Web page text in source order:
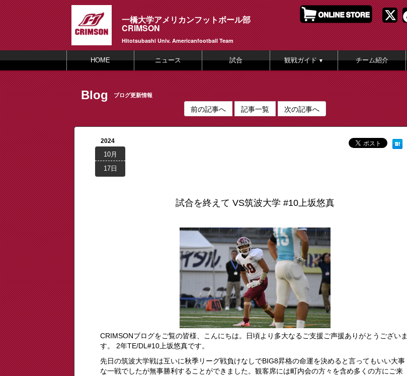
一橋大学アメリカンフットボール部
CRIMSON
Hitotsubashi Univ. Americanfootball Team
HOME ニュース 試合 観戦ガイド▼ チーム紹介
Blog ブログ更新情報
前の記事へ 記事一覧 次の記事へ
2024
10月
17日
試合を終えて VS筑波大学 #10上坂悠真
CRIMSONブログをご覧の皆様、こんにちは。日頃より多大なるご支援ご声援ありがとうございま
す。 2年TE/DL#10上坂悠真です。
先日の筑波大学戦は互いに秋季リーグ戦負けなしでBIG8昇格の命運を決めると言ってもいい大事
な一戦でしたが無事勝利することができました。観客席には町内会の方々を含め多くの方にご来